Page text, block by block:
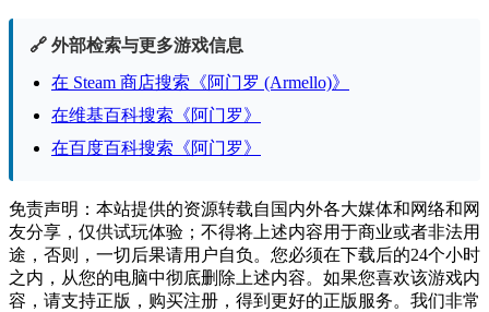
🔗 外部检索与更多游戏信息
在 Steam 商店搜索《阿门罗 (Armello)》
在维基百科搜索《阿门罗》
在百度百科搜索《阿门罗》
免责声明：本站提供的资源转载自国内外各大媒体和网络和网
友分享，仅供试玩体验；不得将上述内容用于商业或者非法用
途，否则，一切后果请用户自负。您必须在下载后的24个小时
之内，从您的电脑中彻底删除上述内容。如果您喜欢该游戏内
容，请支持正版，购买注册，得到更好的正版服务。我们非常